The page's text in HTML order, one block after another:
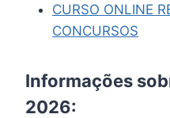
CURSO ONLINE
CONCURSOS
Informações
2026: